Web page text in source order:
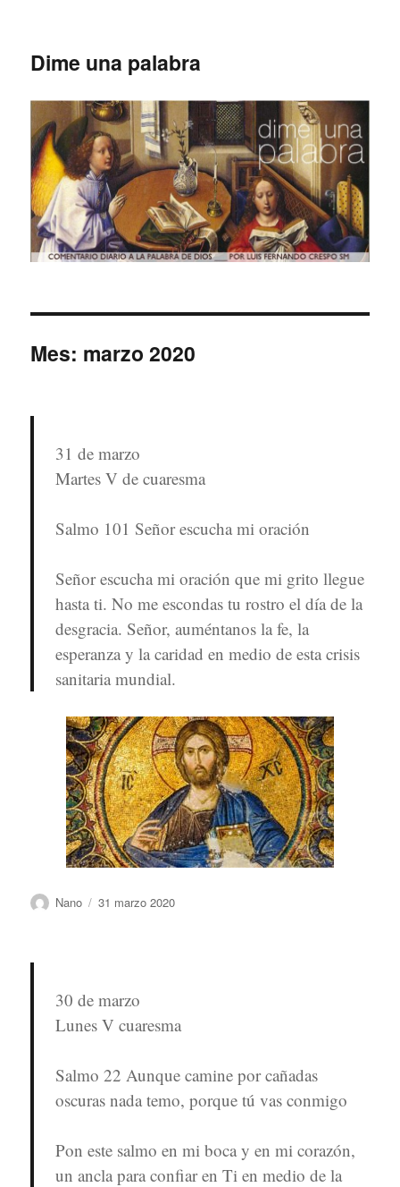
Dime una palabra
Mes: marzo 2020
31 de marzo
Martes V de cuaresma
Salmo 101 Señor escucha mi oración
Señor escucha mi oración que mi grito llegue
hasta ti. No me escondas tu rostro el día de la
desgracia. Señor, auméntanos la fe, la
esperanza y la caridad en medio de esta crisis
sanitaria mundial.
Autor
Nano
Publicado
31 marzo 2020
30 de marzo
Lunes V cuaresma
Salmo 22 Aunque camine por cañadas
oscuras nada temo, porque tú vas conmigo
Pon este salmo en mi boca y en mi corazón,
un ancla para confiar en Ti en medio de la